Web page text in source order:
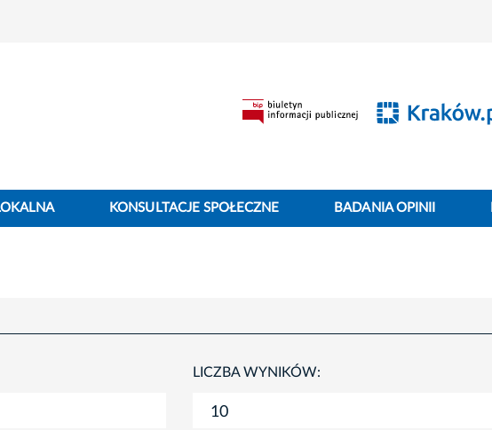
KONSULTACJE SPOŁECZNE BADANIA OPINII
LICZBA WYNIKÓW: